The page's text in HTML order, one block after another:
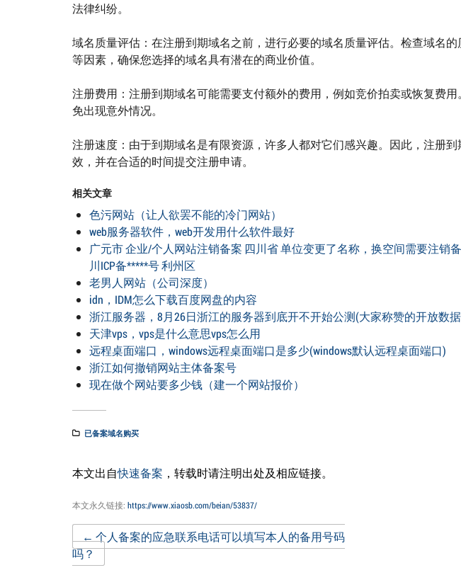
法律纠纷。
域名质量评估：在注册到期域名之前，进行必要的域名质量评估。检查域名
等因素，确保您选择的域名具有潜在的商业价值。
注册费用：注册到期域名可能需要支付额外的费用，例如竞价拍卖或恢复费
免出现意外情况。
注册速度：由于到期域名是有限资源，许多人都对它们感兴趣。因此，注册
效，并在合适的时间提交注册申请。
相关文章
色污网站（让人欲罢不能的冷门网站）
web服务器软件，web开发用什么软件最好
广元市 企业/个人网站注销备案 四川省 单位变更了名称，换空间需要注销
川ICP备*****号 利州区
老男人网站（公司深度）
idn，IDM怎么下载百度网盘的内容
浙江服务器，8月26日浙江的服务器到底开不开始公测(大家称赞的开放数
天津vps，vps是什么意思vps怎么用
远程桌面端口，windows远程桌面端口是多少(windows默认远程桌面端口)
浙江如何撤销网站主体备案号
现在做个网站要多少钱（建一个网站报价）
已备案域名购买
本文出自快速备案 ，转载时请注明出处及相应链接。
本文永久链接: https://www.xiaosb.com/beian/53837/
Post
← 个人备案的应急联系电话可以填写本人的备用号码
吗？